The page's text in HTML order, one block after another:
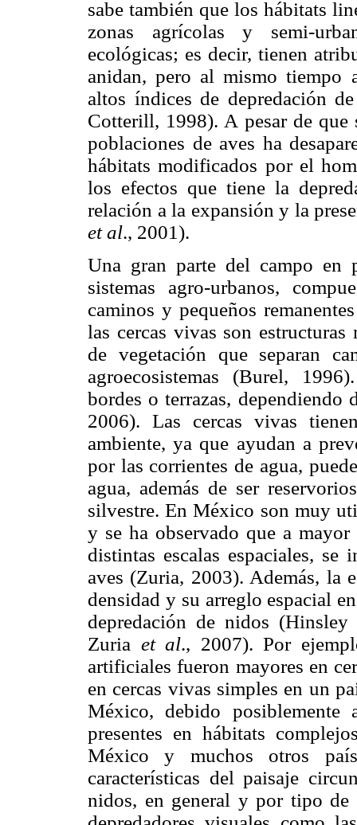
sabe también que los hábitats
zonas agrícolas y semi-
ecológicas; es decir, tienen
anidan, pero al mismo tiempo
altos índices de depredación
Cotterill, 1998). A pesar de que
poblaciones de aves ha
hábitats modificados por el
los efectos que tiene la
relación a la expansión y la
et al., 2001).
Una gran parte del campo en
sistemas agro-urbanos,
caminos y pequeños
las cercas vivas son
de vegetación que separan
agroecosistemas (Burel,
bordes o terrazas,
2006). Las cercas vivas
ambiente, ya que ayudan a
por las corrientes de agua,
agua, además de ser
silvestre. En México son muy
y se ha observado que a
distintas escalas espaciales,
aves (Zuria, 2003). Además, la
densidad y su arreglo espacial
depredación de nidos
Zuria et al., 2007). Por
artificiales fueron mayores en
en cercas vivas simples en un
México, debido posiblemente
presentes en hábitats
México y muchos otros
características del paisaje
nidos, en general y por tipo de